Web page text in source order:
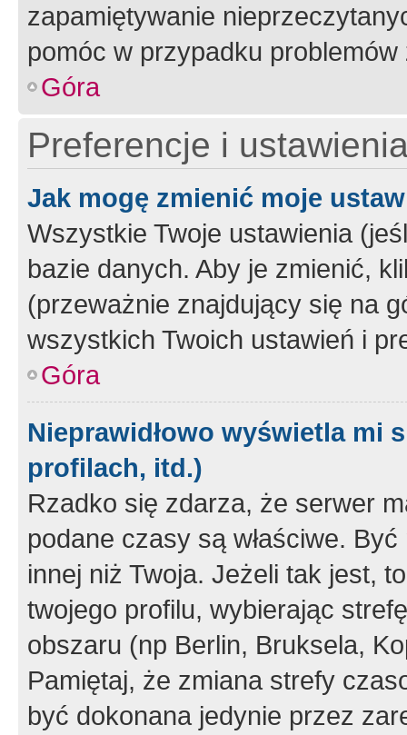
zapamiętywanie
pomóc w przypadku
Góra
Preferencje i
Jak mogę zmienić moje
Wszystkie Twoje ustawienia
bazie danych. Aby je zmienić,
(przeważnie znajdujący się na
wszystkich Twoich ustawień i
Góra
Nieprawidłowo wyświetla mi
profilach, itd.)
Rzadko się zdarza, że serwer
podane czasy są właściwe.
innej niż Twoja. Jeżeli tak jest,
twojego profilu, wybierając
obszaru (np Berlin, Bruksela,
Pamiętaj, że zmiana strefy
być dokonana jedynie przez